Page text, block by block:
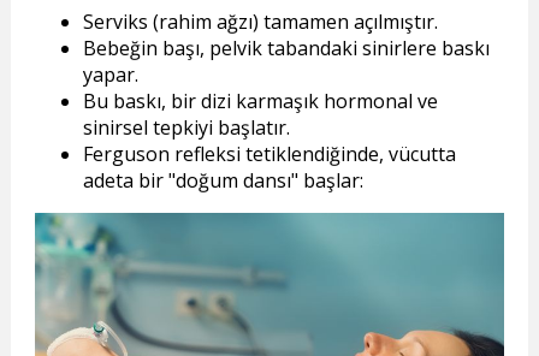
Serviks (rahim ağzı) tamamen açılmıştır.
Bebeğin başı, pelvik tabandaki sinirlere baskı
yapar.
Bu baskı, bir dizi karmaşık hormonal ve
sinirsel tepkiyi başlatır.
Ferguson refleksi tetiklendiğinde, vücutta
adeta bir "doğum dansı" başlar: